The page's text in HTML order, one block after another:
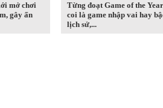
mở chơi
gây ấn
Từng đoạt Game of the
coi là game nhập vai hay
lịch sử,...